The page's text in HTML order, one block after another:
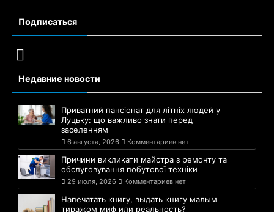
Подписаться
Недавние новости
Приватний пансіонат для літніх людей у
Луцьку: що важливо знати перед
заселенням
6 августа, 2026 Комментариев нет
Причини викликати майстра з ремонту та
обслуговування побутової техніки
29 июля, 2026 Комментариев нет
Напечатать книгу, выдать книгу малым
тиражом миф или реальность?